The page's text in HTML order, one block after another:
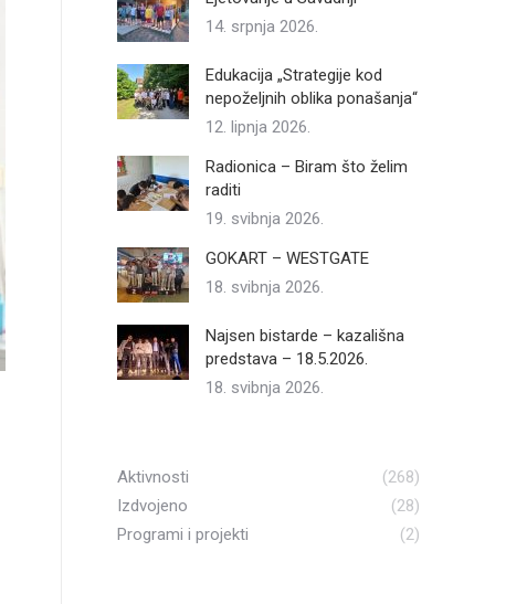
14. srpnja 2026.
Edukacija „Strategije kod
nepoželjnih oblika ponašanja“
12. lipnja 2026.
Radionica – Biram što želim
raditi
19. svibnja 2026.
GOKART – WESTGATE
18. svibnja 2026.
Najsen bistarde – kazališna
predstava – 18.5.2026.
18. svibnja 2026.
Aktivnosti
(268)
Izdvojeno
(28)
Programi i projekti
(2)